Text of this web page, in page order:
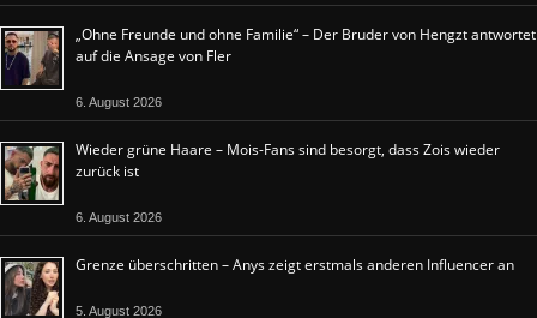
„Ohne Freunde und ohne Familie“ – Der Bruder von Hengzt antwortet
auf die Ansage von Fler
6. August 2026
Wieder grüne Haare – Mois-Fans sind besorgt, dass Zois wieder
zurück ist
6. August 2026
Grenze überschritten – Anys zeigt erstmals anderen Influencer an
5. August 2026